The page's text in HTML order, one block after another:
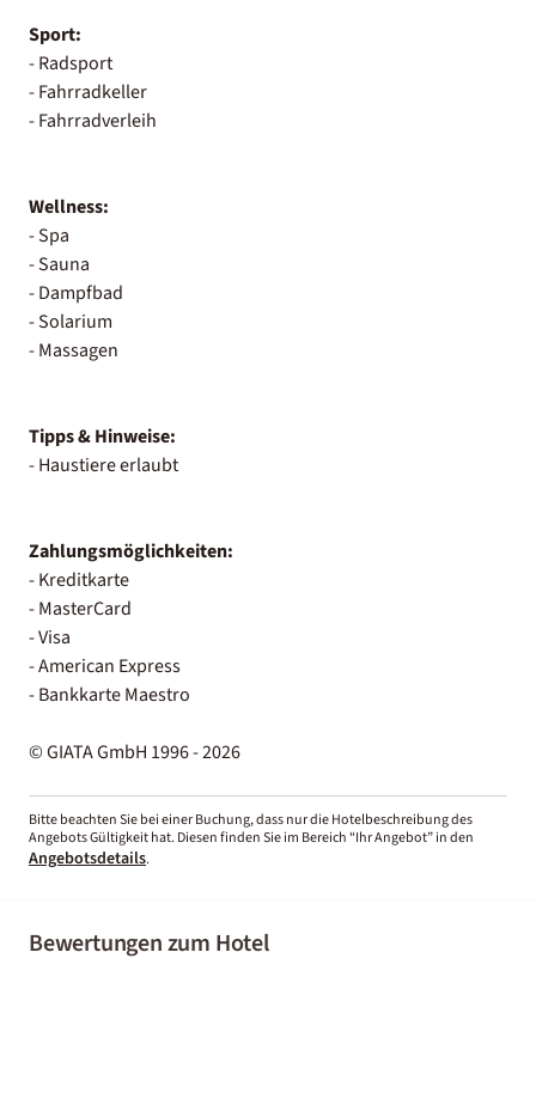
Sport:
- Radsport
- Fahrradkeller
- Fahrradverleih
Wellness:
- Spa
- Sauna
- Dampfbad
- Solarium
- Massagen
Tipps & Hinweise:
- Haustiere erlaubt
Zahlungsmöglichkeiten:
- Kreditkarte
- MasterCard
- Visa
- American Express
- Bankkarte Maestro
© GIATA GmbH 1996 - 2026
Bitte beachten Sie bei einer Buchung, dass nur die Hotelbeschreibung des
Angebots Gültigkeit hat. Diesen finden Sie im Bereich “Ihr Angebot” in den
Angebotsdetails.
Bewertungen zum Hotel